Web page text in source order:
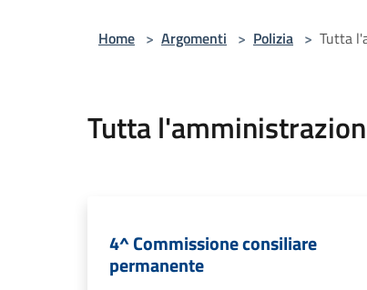
Home > Argomenti > Polizia > Tutta
Tutta
4^ Commissione consiliare
permanente